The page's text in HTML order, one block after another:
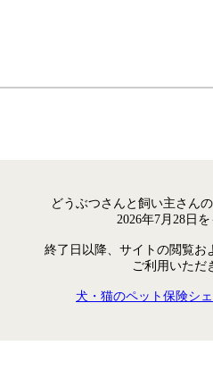
どうぶつさんと飼い主さん
2026年7月28日
終了日以降、サイトの閲覧お
ご利用いただ
犬・猫のペット保険シ